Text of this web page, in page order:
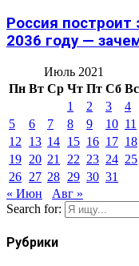
Россия построит
2036 году —
Июль 2021
Пн Вт Ср Чт Пт Сб Вс
1
2 3
4
5
6 7 8 9 10 11
12
13 14 15 16 17 18
19 20 21 22 23 24 25
26 27 28 29 30 31
« Июн
Авг »
Search for:
Рубрики